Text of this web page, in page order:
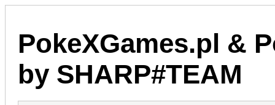
PokeXGames.pl &
by SHARP#TEAM